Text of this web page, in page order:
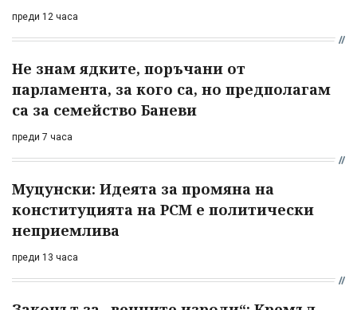
преди 12 часа
Не знам ядките, поръчани от
парламента, за кого са, но предполагам
са за семейство Баневи
преди 7 часа
Муцунски: Идеята за промяна на
конституцията на РСМ е политически
неприемлива
преди 13 часа